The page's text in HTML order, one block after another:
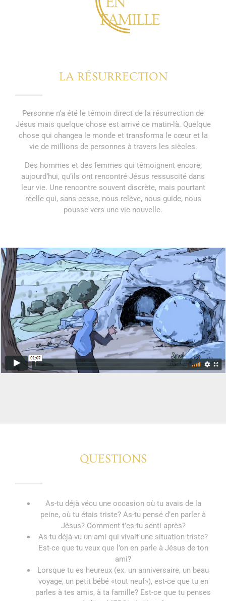
FAMILLE
LA RÉSURRECTION
Personne n’a été le témoin direct de la résurrection de
Jésus mais quelque chose est arrivé ce matin-là. Quelque
chose qui changea le monde et transforma le cœur et la
vie de millions de personnes à travers les siècles.
Des hommes et des femmes qui témoignent encore,
aujourd’hui, qu’ils ont rencontré Jésus ressuscité dans
leur vie. Une rencontre souvent discrète, mais pourtant
réelle qui, sans cesse, nous relève, nous guide, nous
pousse vers une vie nouvelle.
QUESTIONS
As-tu déjà vécu une occasion où tu avais de la
peine, où tu étais triste? As-tu pensé d’en parler à
Jésus? Comment t’es-tu senti après?
As-tu déjà vu un ami qui vivait une situation triste?
Est-ce que tu veux que l’on en parle à Jésus de ton
ami?
Lorsque tu es heureux (ex. un anniversaire, un beau
voyage, un petit bébé «tout neuf»), est-ce que tu en
parles à tes amis, à ta famille? Est-ce que tu penses